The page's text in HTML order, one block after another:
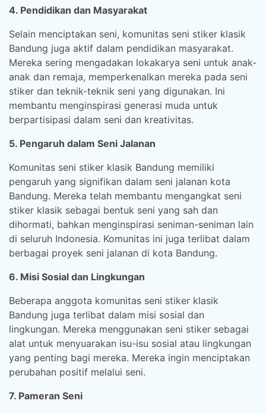
4. Pendidikan dan Masyarakat
Selain menciptakan seni, komunitas seni stiker klasik
Bandung juga aktif dalam pendidikan masyarakat.
Mereka sering mengadakan lokakarya seni untuk anak-
anak dan remaja, memperkenalkan mereka pada seni
stiker dan teknik-teknik seni yang digunakan. Ini
membantu menginspirasi generasi muda untuk
berpartisipasi dalam seni dan kreativitas.
5. Pengaruh dalam Seni Jalanan
Komunitas seni stiker klasik Bandung memiliki
pengaruh yang signifikan dalam seni jalanan kota
Bandung. Mereka telah membantu mengangkat seni
stiker klasik sebagai bentuk seni yang sah dan
dihormati, bahkan menginspirasi seniman-seniman lain
di seluruh Indonesia. Komunitas ini juga terlibat dalam
berbagai proyek seni jalanan di kota Bandung.
6. Misi Sosial dan Lingkungan
Beberapa anggota komunitas seni stiker klasik
Bandung juga terlibat dalam misi sosial dan
lingkungan. Mereka menggunakan seni stiker sebagai
alat untuk menyuarakan isu-isu sosial atau lingkungan
yang penting bagi mereka. Mereka ingin menciptakan
perubahan positif melalui seni.
7. Pameran Seni